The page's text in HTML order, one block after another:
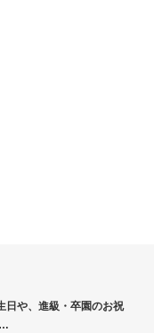
日や、進級・卒園のお祝